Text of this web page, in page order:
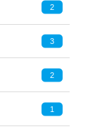
2
3
2
1